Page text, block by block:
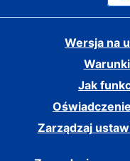
Wersja na
Jak
Zarządzaj